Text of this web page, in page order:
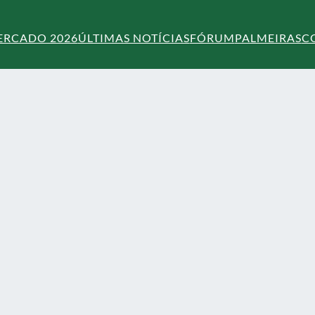
2026ÚLTIMAS NOTÍCIASFÓRUMPALMEIRAS